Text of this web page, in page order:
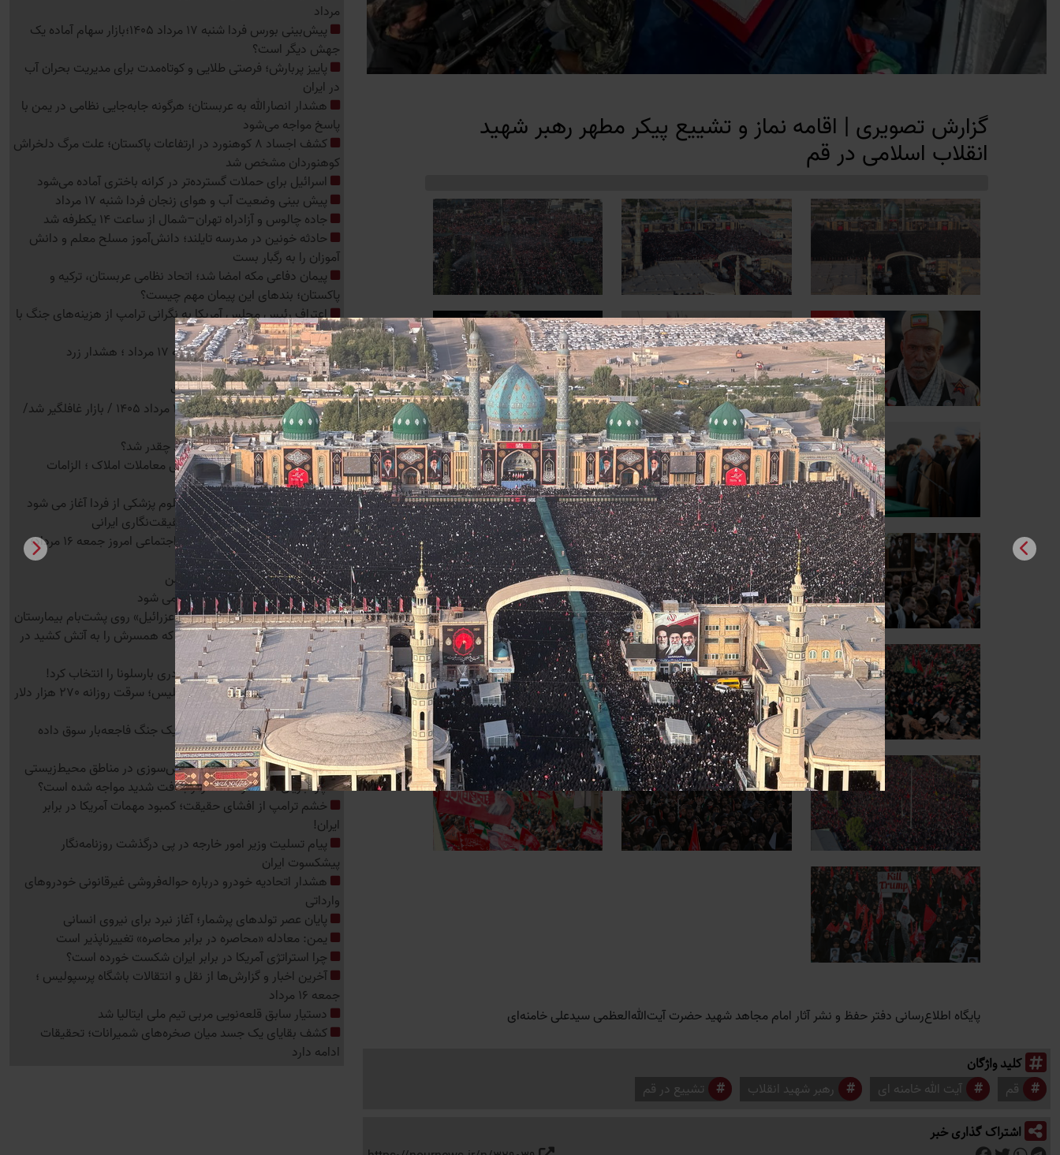
گزارش تصویری | اقامه نماز و تشییع پیکر مطهر رهبر شهید
انقلاب اسلامی در قم
پایگاه اطلاع‌رسانی دفتر حفظ و نشر آثار امام مجاهد شهید حضرت آیت‌الله‌العظمی سیدعلی خامنه‌ای
کلید واژگان
قم آیت الله خامنه ای رهبر شهید انقلاب تشییع در قم
اشتراک گذاری خبر
مرداد
پیش‌بینی بورس فردا شنبه 17 مرداد 1405؛بازار سهام آماده یک
جهش دیگر است؟
پاییز پربارش؛ فرصتی طلایی و کوتاه‌مدت برای مدیریت بحران آب
در ایران
هشدار انصارالله به عربستان؛ هرگونه جابه‌جایی نظامی در یمن با
پاسخ مواجه می‌شود
کشف اجساد 8 کوهنورد در ارتفاعات پاکستان؛ علت مرگ دلخراش
کوهنوردان مشخص شد
اسرائیل برای حملات گسترده‌تر در کرانه باختری آماده می‌شود
پیش بینی وضعیت آب و هوای زنجان فردا شنبه 17 مرداد
جاده چالوس و آزادراه تهران–شمال از ساعت 14 یکطرفه شد
حادثه خونین در مدرسه تایلند؛ دانش‌آموز مسلح معلم و دانش
آموزان را به رگبار بست
پیمان دفاعی مکه امضا شد؛ اتحاد نظامی عربستان، ترکیه و
پاکستان؛ بندهای این پیمان مهم چیست؟
اعتراف رئیس مجلس آمریکا به نگرانی ترامپ از هزینه‌های جنگ با
ایران
وضعیت آب و هوای بوشهر شنبه 17 مرداد ؛ هشدار زرد
هواشناسی
نقاش و تصویرگر ایرانی، درگذشت
قیمت طلا و سکه امروز جمعه 16 مرداد 1405 / بازار غافلگیر شد/
جدول قیمت ها
قیمت یورو امروز جمعه 16 مرداد چقدر شد؟
جزئیات قانون الزام به ثبت رسمی معاملات املاک ؛ الزامات
خریدار و فروشنده
ثبت‌نام‌ آزمون کارشناسی ارشد علوم پزشکی از فردا آغاز می شود
روزنامه‌نگاری ملی؛ درآمدی بر حقیقت‌نگاری ایرانی
آخرین اخبار بازنشستگان تامین اجتماعی امروز جمعه 16 مرداد؛
تکلیف معوقات مشخص شد
انفجارهای زنجیره‌ای در مارب یمن
هوای تهران روزهای آینده خنک می شود
بازداشت مرد 22 ساله با لباس «عزرائیل» روی پشت‌بام بیمارستان
جنایت هولناک در مشهد؛ مردی که همسرش را به آتش کشید در
بازسازی صحنه چه گفت؟
ضربه سنگین به رئال مادرید؛ رودری بارسلونا را انتخاب کرد!
تبعات جنگ ایران و آمریکا در انگلیس؛ سرقت روزانه 270 هزار دلار
سوخت
سندرز: ترامپ آمریکا را به سوی یک جنگ فاجعه‌بار سوق داده
است
کاهش چشمگیر 88 درصدی آتش‌سوزی در مناطق محیط‌زیستی
چرا جریان نفت در تنگه هرمز با افت شدید مواجه شده است؟
خشم ترامپ از افشای حقیقت؛ کمبود مهمات آمریکا در برابر
ایران!
پیام تسلیت وزیر امور خارجه در پی درگذشت روزنامه‌نگار
پیشکسوت ایران
هشدار اتحادیه خودرو درباره حواله‌فروشی غیرقانونی خودروهای
وارداتی
پایان عصر تولدهای پرشمار؛ آغاز نبرد برای نیروی انسانی
یمن: معادله «محاصره در برابر محاصره» تغییرناپذیر است
چرا استراتژی آمریکا در برابر ایران شکست خورده است؟
آخرین اخبار و گزارش‌ها از نقل و انتقالات باشگاه پرسپولیس ؛
جمعه 16 مرداد
دستیار سابق قلعه‌نویی مربی تیم ملی ایتالیا شد
کشف بقایای یک جسد میان صخره‌های شمیرانات؛ تحقیقات
ادامه دارد